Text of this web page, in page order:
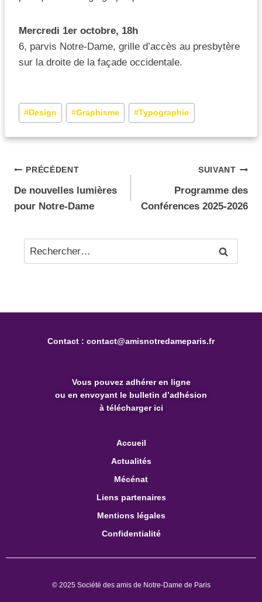
Mercredi 1er octobre, 18h
6, parvis Notre-Dame, grille d’accès au presbytère
sur la droite de la façade occidentale.
# Design #Graphisme #Typographie
PRÉCÉDENT
De nouvelles lumières
pour Notre-Dame
SUIVANT
Programme des
Conférences 2025-2026
Contact : contact@amisnotredameparis.fr
Vous pouvez adhérer en ligne
ou en envoyant le bulletin d’adhésion
à télécharger ici
Accueil
Actualités
Mécénat
Liens partenaires
Mentions légales
Confidentialité
© 2025 Société des amis de Notre-Dame de Paris